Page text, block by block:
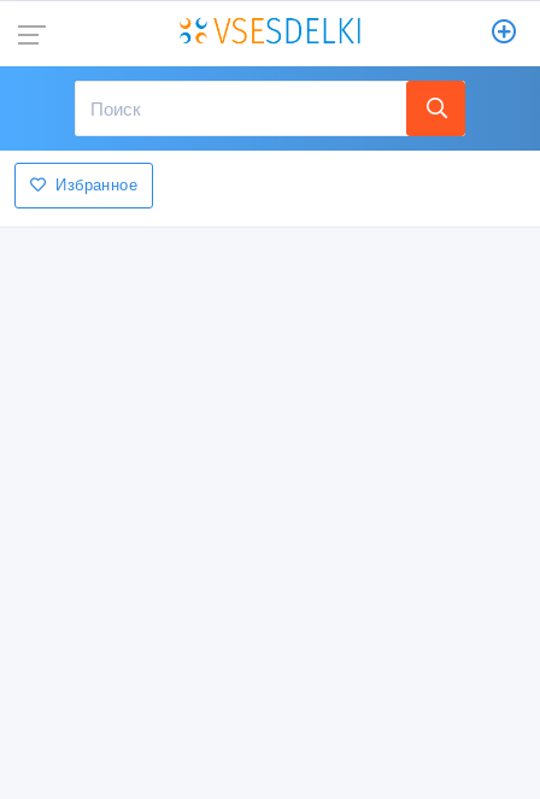
Избранное